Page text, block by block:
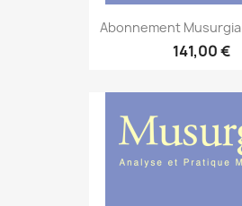
Abonnement Musurgia
141,00 €